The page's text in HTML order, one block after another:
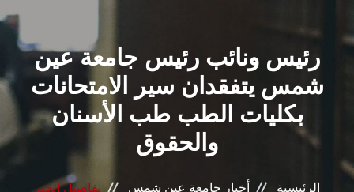
القطاعـات
الشئون الأكاديمية
البحث العلمي
الرعاية الصحية
المراكز والوحدات
رئيس ونائب رئيس جامعة عين
شمس يتفقدان سير الامتحانات
بكليات الطب طب الأسنان
والحقوق
الرئيسية أخبار جامعة عين شمس تفاصيل الخبر